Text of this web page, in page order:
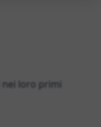
loro primi